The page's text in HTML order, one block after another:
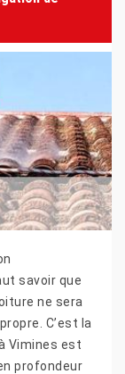
savoir que
ne sera
C’est la
Vimines est
profondeur